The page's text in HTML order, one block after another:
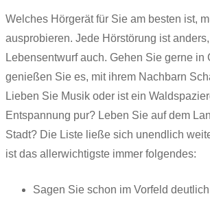
Welches Hörgerät für Sie am besten ist,
ausprobieren. Jede Hörstörung ist
Lebensentwurf auch. Gehen Sie gerne in
genießen Sie es, mit ihrem Nachbarn
Lieben Sie Musik oder ist ein
Entspannung pur? Leben Sie auf dem
Stadt? Die Liste ließe sich unendlich
ist das allerwichtigste immer folgendes:
Sagen Sie schon im Vorfeld